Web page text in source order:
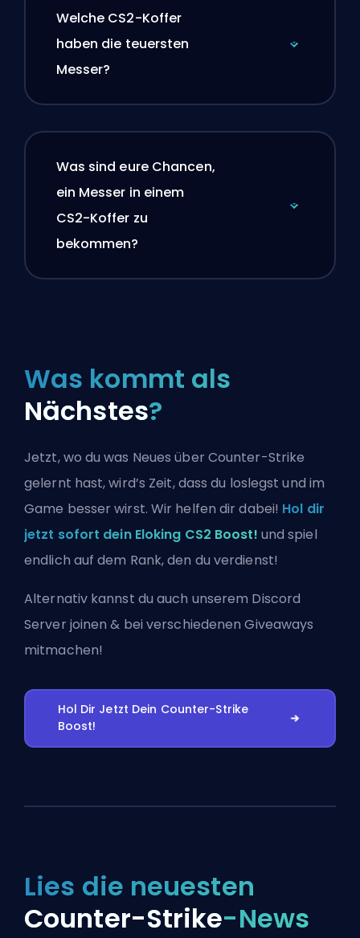
Welche CS2-Koffer
haben die teuersten
Messer?
Was sind eure Chancen,
ein Messer in einem
CS2-Koffer zu
bekommen?
Was kommt als
Nächstes?
Jetzt, wo du was Neues über Counter-Strike
gelernt hast, wird’s Zeit, dass du loslegst und im
Game besser wirst. Wir helfen dir dabei! Hol dir
jetzt sofort dein Eloking CS2 Boost! und spiel
endlich auf dem Rank, den du verdienst!
Alternativ kannst du auch unserem Discord
Server joinen & bei verschiedenen Giveaways
mitmachen!
Hol Dir Jetzt Dein Counter-Strike
Boost!
Lies die neuesten
Counter-Strike-News